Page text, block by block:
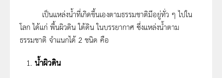
เป็นแหล่งน้ำที่เกิดขึ้นเองตามธรรมชาติมีอยู่ทั่ว ๆ ไปใน
โลก ได้แก่ พื้นผิวดิน ใต้ดิน ในบรรยากาศ ซึ่งแหล่งน้ำตาม
ธรรมชาติ จำแนกได้ 2 ชนิด คือ
น้ำผิวดิน